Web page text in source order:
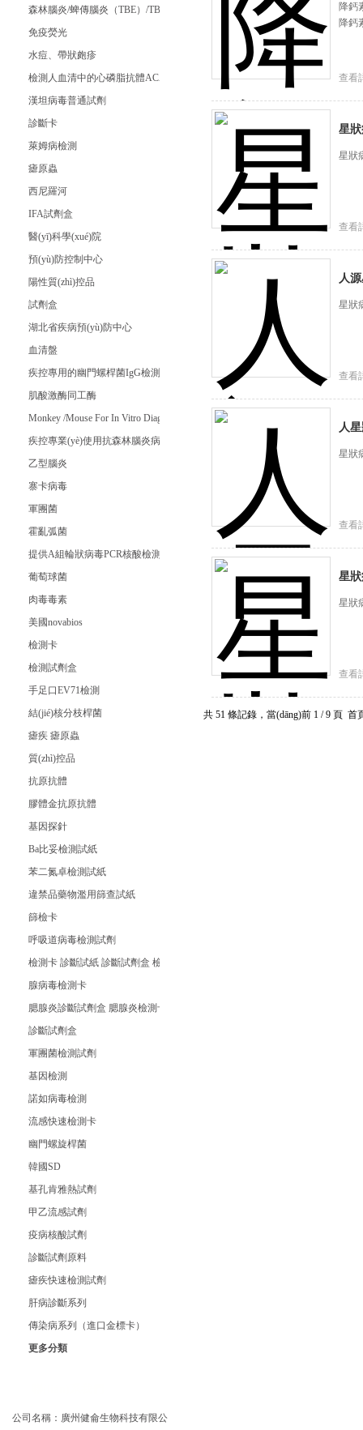
森林腦炎/蜱傳腦炎（TBE）/TBE Virus IgG試劑盒
免疫熒光
水痘、帶狀皰疹
檢測人血清中的心磷脂抗體ACA（臨床）
漢坦病毒普通試劑
診斷卡
萊姆病檢測
瘧原蟲
西尼羅河
IFA試劑盒
醫(yī)科學(xué)院
預(yù)防控制中心
陽性質(zhì)控品
試劑盒
湖北省疾病預(yù)防中心
血清盤
疾控專用的幽門螺桿菌IgG檢測試劑
肌酸激酶同工酶
Monkey /Mouse For In Vitro Diagnostic
疾控專業(yè)使用抗森林腦炎病毒抗體IgM試劑盒
乙型腦炎
寨卡病毒
軍團菌
霍亂弧菌
提供A組輪狀病毒PCR核酸檢測試劑盒
葡萄球菌
肉毒毒素
美國novabios
檢測卡
檢測試劑盒
手足口EV71檢測
結(jié)核分枝桿菌
瘧疾 瘧原蟲
質(zhì)控品
抗原抗體
膠體金抗原抗體
基因探針
Ba比妥檢測試紙
苯二氮卓檢測試紙
違禁品藥物濫用篩查試紙
篩檢卡
呼吸道病毒檢測試劑
檢測卡 診斷試紙 診斷試劑盒 檢測試紙 檢測試劑條
腺病毒檢測卡
腮腺炎診斷試劑盒 腮腺炎檢測卡 腮腺炎檢測試紙
診斷試劑盒
軍團菌檢測試劑
基因檢測
諾如病毒檢測
流感快速檢測卡
幽門螺旋桿菌
韓國SD
基孔肯雅熱試劑
甲乙流感試劑
疫病核酸試劑
診斷試劑原料
瘧疾快速檢測試劑
肝病診斷系列
傳染病系列（進口金標卡）
更多分類
公司名稱：廣州健侖生物科技有限公
降鈣
降鈣
查看
星
星狀
查看
人
星狀
查看
人
星狀
查看
星
星狀
查看
共 51 條記錄，當(dāng)前 1 / 9 頁